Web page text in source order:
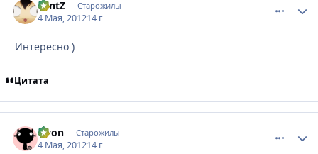
LantZ Старожилы
4 Мая, 201214 г
Интересно )
Цитата
Qvon Старожилы
4 Мая, 201214 г